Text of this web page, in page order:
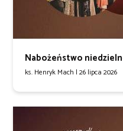
Nabożeństwo
ks. Henryk Mach | 26 lipca 2026